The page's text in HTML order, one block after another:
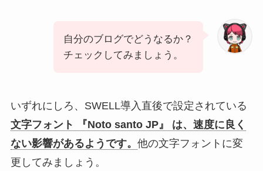
自分のブログでどうなるか？
チェックしてみましょう。
いずれにしろ、SWELL導入直後で設定されている
文字フォント 『Noto santo JP』 は、速度に良く
ない影響があるようです。 他の文字フォントに変
更してみましょう。